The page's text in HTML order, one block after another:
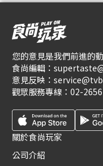
您的意見是我們前進的
食尚編輯：
意見反映：
觀眾服務專線： 02-
關於食尚玩家
公司介紹